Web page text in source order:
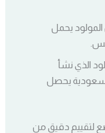
المولود يحمل
الذي نشأ
السعودية يحصل
لتقييم دقيق من